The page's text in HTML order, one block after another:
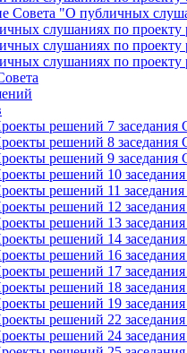
Совета "О публичных
слушаниях по проекту
слушаниях по проекту
слушаниях по проекту
решений 7 заседания
решений 8 заседания
решений 9 заседания
решений 10 заседания
решений 11 заседания
решений 12 заседания
решений 13 заседания
решений 14 заседания
решений 16 заседания
решений 17 заседания
решений 18 заседания
решений 19 заседания
решений 22 заседания
решений 24 заседания